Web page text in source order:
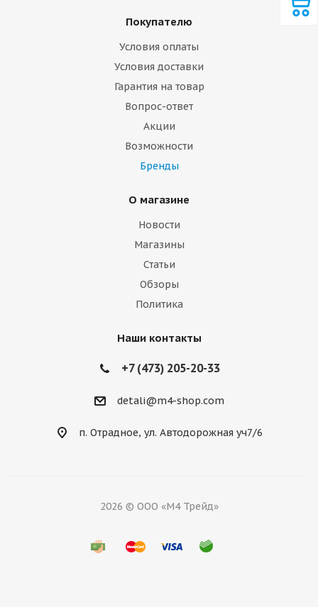
Покупателю
Условия оплаты
Условия доставки
Гарантия на товар
Вопрос-ответ
Акции
Возможности
Бренды
О магазине
Новости
Магазины
Статьи
Обзоры
Политика
Наши контакты
+7 (473) 205-20-33
detali@m4-shop.com
п. Отрадное, ул. Автодорожная уч7/6
2026 © ООО «М4 Трейд»